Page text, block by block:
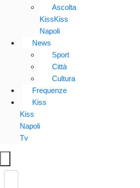
Ascolta
KissKiss
Napoli
News
Sport
Città
Cultura
Frequenze
Kiss
Kiss
Napoli
Tv